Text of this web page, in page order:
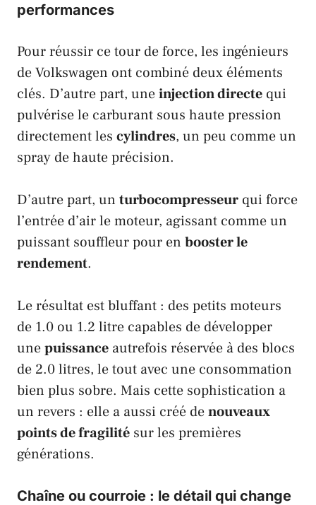
performances
Pour réussir ce tour de force, les ingénieurs
deVolkswagen ont combiné deux éléments
clés. D’autre part, uneinjection directe qui
pulvérise le carburant sous haute pression
directement les cylindres, un peu comme un
spray de haute précision.
D’autre part, un turbocompresseur qui force
l’entrée d’air le moteur, agissant comme un
puissant souffleur pour en booster le
rendement.
Le résultat est bluffant : des petits moteurs
de 1.0 ou 1.2 litre capables de développer
unepuissance autrefois réservée à des blocs
de 2.0 litres, le tout avec une consommation
bien plus sobre. Mais cette sophistication a
un revers : elle a aussi créé denouveaux
points de fragilité sur les premières
générations.
Chaîne ou courroie : le détail qui change